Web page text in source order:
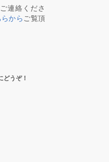
連絡くださ
から ご覧頂
どうぞ！